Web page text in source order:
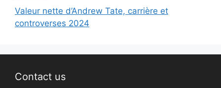
Valeur nette d’Andrew Tate, carrière et
controverses 2024
Contact us